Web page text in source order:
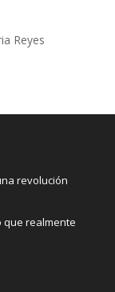
Reyes
revolución
que realmente